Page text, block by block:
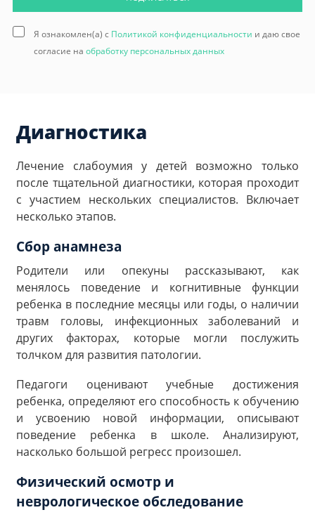
Я ознакомлен(а) с Политикой конфиденциальности и даю свое
согласие на обработку персональных данных
Диагностика
Лечение слабоумия у детей возможно только
после тщательной диагностики, которая проходит
с участием нескольких специалистов. Включает
несколько этапов.
Сбор анамнеза
Родители или опекуны рассказывают, как
менялось поведение и когнитивные функции
ребенка в последние месяцы или годы, о наличии
травм головы, инфекционных заболеваний и
других факторах, которые могли послужить
толчком для развития патологии.
Педагоги оценивают учебные достижения
ребенка, определяют его способность к обучению
и усвоению новой информации, описывают
поведение ребенка в школе. Анализируют,
насколько большой регресс произошел.
Физический осмотр и
неврологическое обследование